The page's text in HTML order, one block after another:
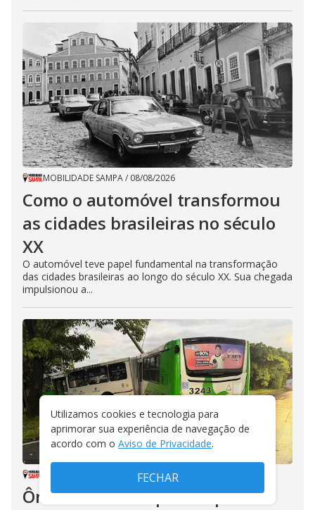
MOBILIDADE SAMPA/ 08/08/2026
Como o automóvel transformou
as cidades brasileiras no século
XX
O automóvel teve papel fundamental na transformação
das cidades brasileiras ao longo do século XX. Sua chegada
impulsionou a...
08/08/2026
Ônibus bate em poste após
Utilizamos cookies e tecnologia para
aprimorar sua experiência de navegação de
acordo com o Aviso de Privacidade.
FECHAR